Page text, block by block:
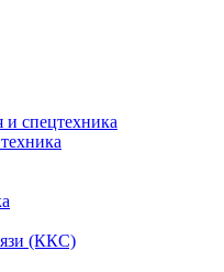
и спецтехника
(ККС)